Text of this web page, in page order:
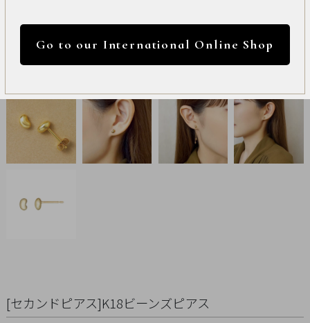
[セカンドピアス]K18ビーンズピアス
Online
Shop
Item
ALL
Necklace
Pierced
Ring
Go to our International Online Shop